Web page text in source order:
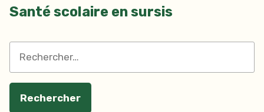
suivant
Santé scolaire en sursis